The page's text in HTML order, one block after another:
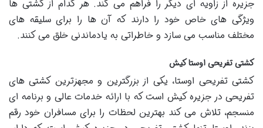
جزیره از زاویه ای دیگر را فراهم می کند. هر کدام از کشتی ها
ویژگی های خاص خود را دارند که آن ها را برای سلیقه های
مختلف مناسب می سازد و خاطراتی به یادماندنی خلق می کنند.
کشتی تفریحی اوستا کیش
کشتی تفریحی اوستا، یکی از بزرگترین و مجهزترین کشتی های
تفریحی در جزیره کیش است که با ارائه خدمات عالی و برنامه ای
منسجم، تلاش می کند بهترین لحظات را برای مسافران خود رقم